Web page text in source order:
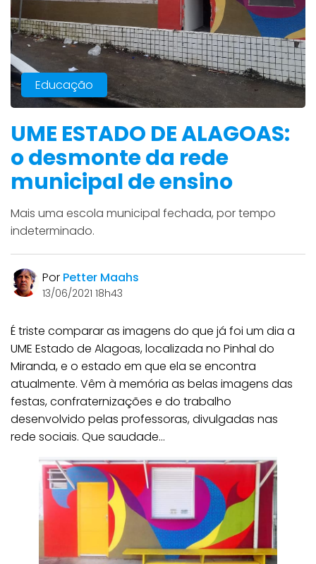
Educação
UME ESTADO DE ALAGOAS:
o desmonte da rede
municipal de ensino
Mais uma escola municipal fechada, por tempo
indeterminado.
Por Petter Maahs
13/06/2021 18h43
É triste comparar as imagens do que já foi um dia a
UME Estado de Alagoas, localizada no Pinhal do
Miranda, e o estado em que ela se encontra
atualmente. Vêm à memória as belas imagens das
festas, confraternizações e do trabalho
desenvolvido pelas professoras, divulgadas nas
rede sociais. Que saudade…